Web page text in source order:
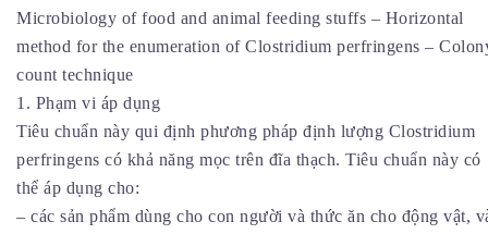
Microbiology of food and animal feeding stuffs – Horizontal
method for the enumeration of Clostridium perfringens –
count technique
1. Phạm vi áp dụng
Tiêu chuẩn này qui định phương pháp định lượng Clostridium
perfringens có khả năng mọc trên đĩa thạch. Tiêu chuẩn này có
thể áp dụng cho:
– các sản phẩm dùng cho con người và thức ăn cho động vật,